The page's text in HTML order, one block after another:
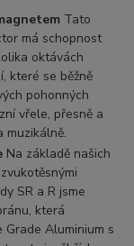
Tato
má schopnost
oktávách
které se běžně
pohonných
vřele, přesně a
muzikálně.
Na základě našich
SR a R jsme
která
Aluminium s